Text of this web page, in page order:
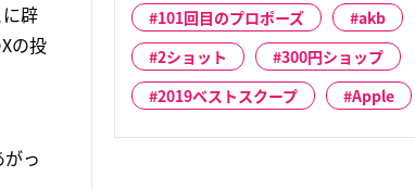
辟
の投
っ
101回目のプロポーズ
akb
2ショット
300円ショップ
2019ベストスクープ
Apple